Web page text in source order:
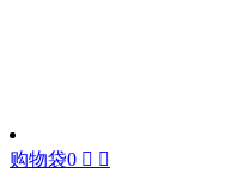
购物袋0  